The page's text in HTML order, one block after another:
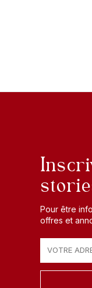
Pour être
offres et